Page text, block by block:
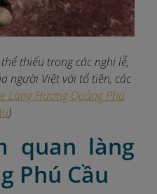
thiếu trong các nghi lễ,
người Việt với tổ tiên, các
Làng Hương Quảng Phú
)
quan làng
Phú Cầu